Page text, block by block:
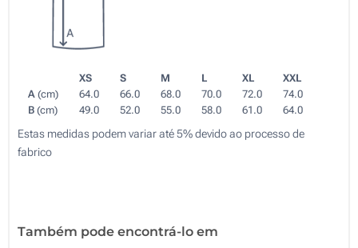
XS S M L XL
XXL
A (cm) 64.0 66.0 68.0 70.0 72.0
74.0
B (cm) 49.0 52.0 55.0 58.0 61.0 64.0
Estas medidas podem variar até 5% devido ao processo de
fabrico
Também pode encontrá-lo em